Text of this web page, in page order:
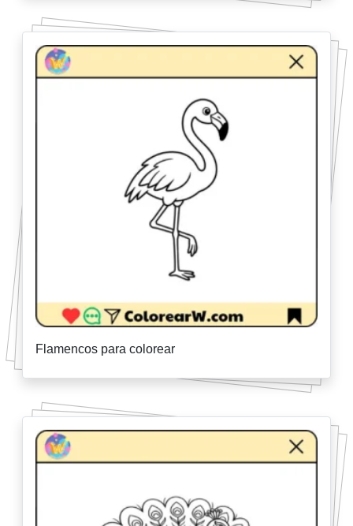
Flamencos para colorear